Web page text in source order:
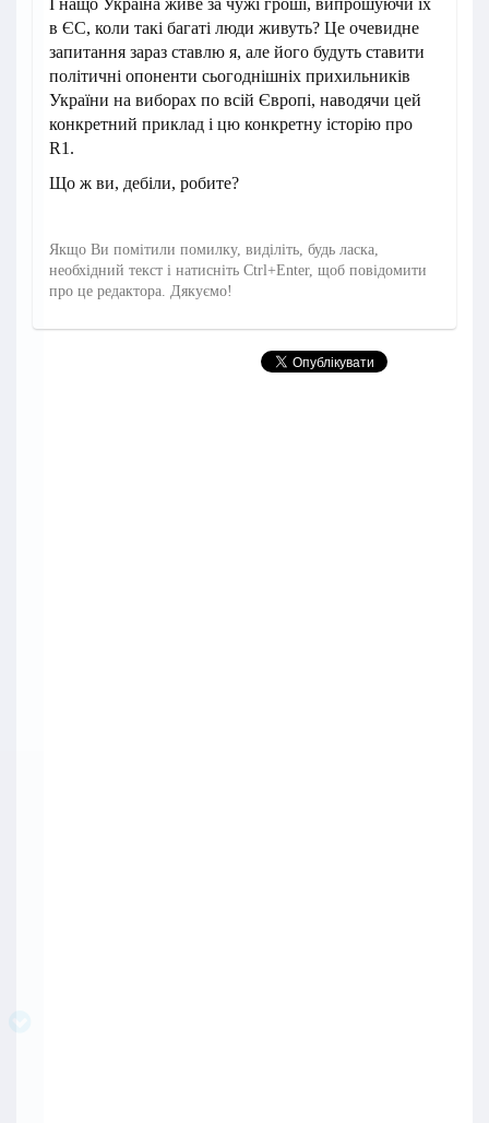
І нащо Україна живе за чужі гроші, випрошуючи їх
в ЄС, коли такі багаті люди живуть? Це очевидне
запитання зараз ставлю я, але його будуть ставити
політичні опоненти сьогоднішніх прихильників
України на виборах по всій Європі, наводячи цей
конкретний приклад і цю конкретну історію про
R1.
Що ж ви, дебіли, робите?
Якщо Ви помітили помилку, виділіть, будь ласка,
необхідний текст і натисніть Ctrl+Enter, щоб повідомити
про це редактора. Дякуємо!